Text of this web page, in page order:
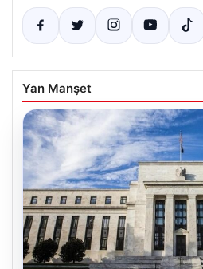
Yan Manşet